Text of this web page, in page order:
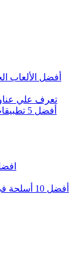
أفضل الألعاب
تعرف علي
افضل 5 متصفحات خفيفه لعام
أفضل 10